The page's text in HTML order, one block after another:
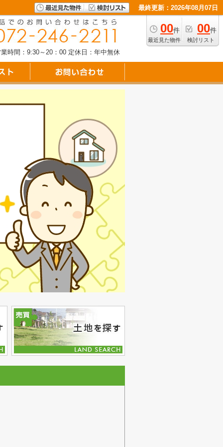
最終更新：2026年08月07日
00件
最近見た物件
00件
検討リスト
時間：9:30～20：00 定休日：年中無休